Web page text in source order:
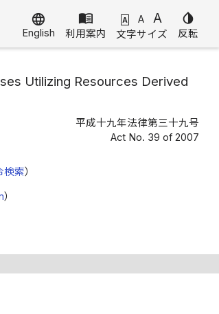
language
English
menu_book
利用案内
A A A
文字サイズ
invert_colors
反転
Utilizing Resources Derived
平成十九年法律第三十九号
Act No. 39 of 2007
検索）
）